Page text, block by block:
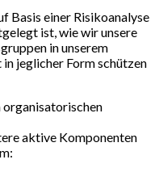
Basis einer Risikoanalyse
ist, wie wir unsere
in unserem
jeglicher Form schützen
organisatorischen
aktive Komponenten